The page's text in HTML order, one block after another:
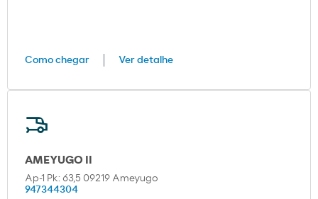
Como chegar Ver detalhe
AMEYUGO II
Ap-1 Pk: 63,5 09219 Ameyugo
947344304